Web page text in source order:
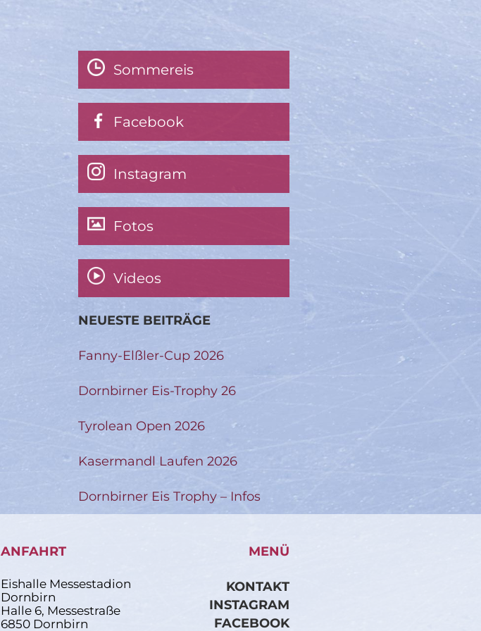
Sommereis
Facebook
Instagram
Fotos
Videos
NEUESTE BEITRÄGE
Fanny-Elßler-Cup 2026
Dornbirner Eis-Trophy 26
Tyrolean Open 2026
Kasermandl Laufen 2026
Dornbirner Eis Trophy – Infos
ANFAHRT
Eishalle Messestadion
Dornbirn
Halle 6, Messestraße
6850 Dornbirn
MENÜ
KONTAKT
INSTAGRAM
FACEBOOK